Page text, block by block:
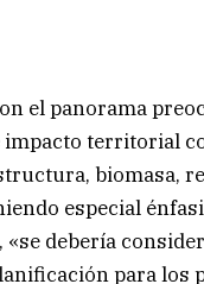
el panorama
territorial
biomasa,
especial
«se debería
para los